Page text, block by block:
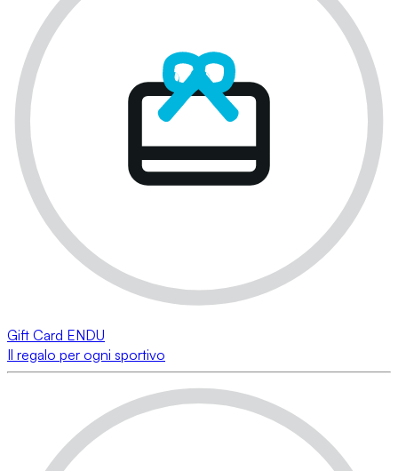
Gift Card ENDU
Il regalo per ogni sportivo